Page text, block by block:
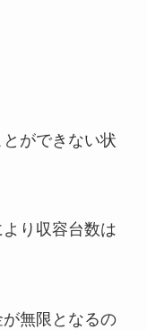
ができない状
り収容台数は
無限となるの